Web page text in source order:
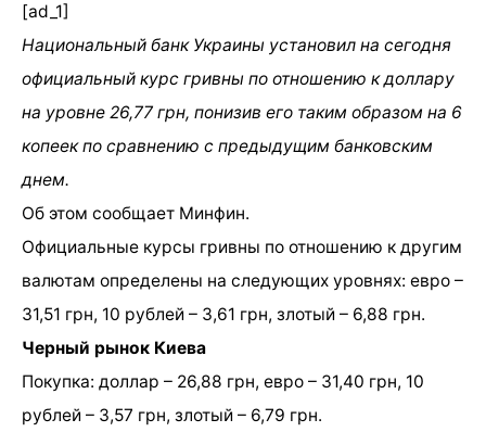
[ad_1]
Национальный банк Украины установил на сегодня
официальный курс гривны по отношению к доллару
на уровне 26,77 грн, понизив его таким образом на 6
копеек по сравнению с предыдущим банковским
днем.
Об этом сообщает Минфин.
Официальные курсы гривны по отношению к другим
валютам определены на следующих уровнях: евро –
31,51 грн, 10 рублей – 3,61 грн, злотый – 6,88 грн.
Черный рынок Киева
Покупка: доллар – 26,88 грн, евро – 31,40 грн, 10
рублей – 3,57 грн, злотый – 6,79 грн.